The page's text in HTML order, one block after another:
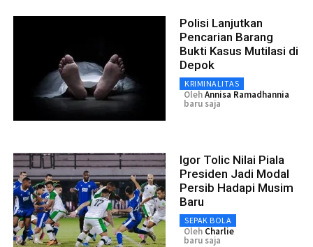
Polisi Lanjutkan
Pencarian Barang
Bukti Kasus Mutilasi di
Depok
KRIMINALITAS
OlehAnnisa Ramadhannia
baru saja
Igor Tolic Nilai Piala
Presiden Jadi Modal
Persib Hadapi Musim
Baru
SEPAK BOLA
Oleh Charlie
baru saja